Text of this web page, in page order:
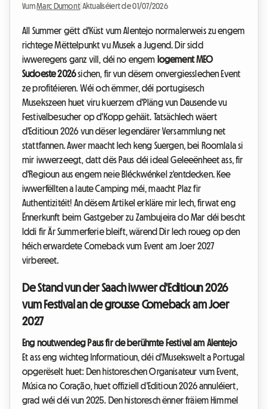
VumMarc Dumont Aktualiséiert de 01/07/2026
All Summer gëtt d'Küst vum Alentejo normalerweis zu engem
richtege Mëttelpunkt vu Musek a Jugend. Dir sidd
iwweregens ganz vill, déi no engem logement MEO
Sudoeste 2026sichen, fir vun dësem onvergiesslechen Event
ze profitéieren. Wéi och ëmmer, déi portugisesch
Musekszeen huet viru kuerzem d'Pläng vun Dausende vu
Festivalbesucher op d'Kopp gehäit. Tatsächlech wäert
d'Editioun 2026 vun dëser legendärer Versammlung net
stattfannen. Awer maacht Iech keng Suergen, bei Roomlala si
mir iwwerzeegt, datt dës Paus déi ideal Geleeënheet ass, fir
d'Regioun aus engem neie Bléckwénkel z'entdecken. Kee
iwwerfëllten a laute Camping méi, maacht Plaz fir
Authentizitéit! An dësem Artikel erkläre mir Iech, firwat eng
Ënnerkunft beim Gastgeber zu Zambujeira do Mar déi bescht
Iddi fir Är Summerferie bleift, wärend Dir Iech roueg op den
héich erwardete Comeback vum Event am Joer 2027
virbereet.
De Stand vun der Saach iwwer d'Editioun 2026
vum Festival an de grousse Comeback am Joer
2027
Eng noutwendeg Paus fir de berühmte Festival am Alentejo
Et ass eng wichteg Informatioun, déi d'Musekswelt a Portugal
opgerëselt huet: Den historeschen Organisateur vum Event,
Música no Coração, huet offiziell d'Editioun 2026 annuléiert,
grad wéi déi vun 2025. Den historesch ënner fräiem Himmel